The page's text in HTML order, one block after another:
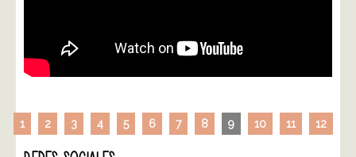
1 2 3 4 5 6 7 8 9 10 11 12